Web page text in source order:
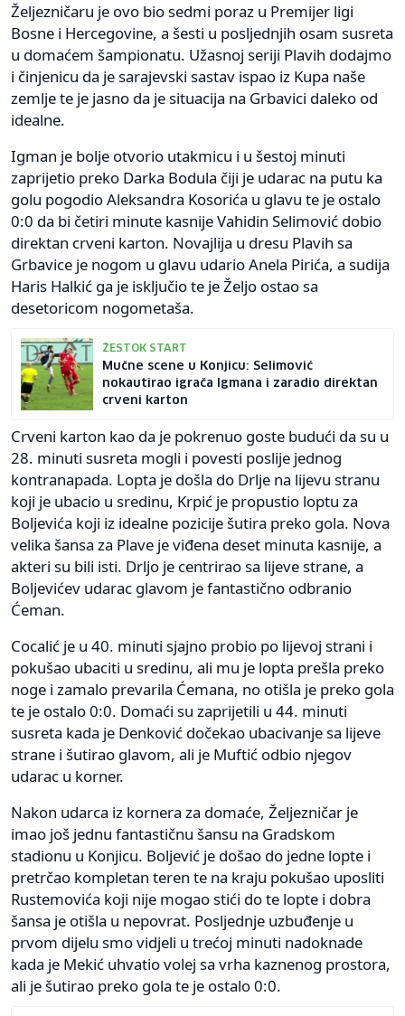
Željezničaru je ovo bio sedmi poraz u Premijer ligi
Bosne i Hercegovine, a šesti u posljednjih osam susreta
u domaćem šampionatu. Užasnoj seriji Plavih dodajmo
i činjenicu da je sarajevski sastav ispao iz Kupa naše
zemlje te je jasno da je situacija na Grbavici daleko od
idealne.
Igman je bolje otvorio utakmicu i u šestoj minuti
zaprijetio preko Darka Bodula čiji je udarac na putu ka
golu pogodio Aleksandra Kosorića u glavu te je ostalo
0:0 da bi četiri minute kasnije Vahidin Selimović dobio
direktan crveni karton. Novajlija u dresu Plavih sa
Grbavice je nogom u glavu udario Anela Pirića, a sudija
Haris Halkić ga je isključio te je Željo ostao sa
desetoricom nogometaša.
ŽESTOK START
Mučne scene u Konjicu: Selimović
nokautirao igrača Igmana i zaradio direktan
crveni karton
Crveni karton kao da je pokrenuo goste budući da su u
28. minuti susreta mogli i povesti poslije jednog
kontranapada. Lopta je došla do Drlje na lijevu stranu
koji je ubacio u sredinu, Krpić je propustio loptu za
Boljevića koji iz idealne pozicije šutira preko gola. Nova
velika šansa za Plave je viđena deset minuta kasnije, a
akteri su bili isti. Drljo je centrirao sa lijeve strane, a
Boljevićev udarac glavom je fantastično odbranio
Ćeman.
Cocalić je u 40. minuti sjajno probio po lijevoj strani i
pokušao ubaciti u sredinu, ali mu je lopta prešla preko
noge i zamalo prevarila Ćemana, no otišla je preko gola
te je ostalo 0:0. Domaći su zaprijetili u 44. minuti
susreta kada je Denković dočekao ubacivanje sa lijeve
strane i šutirao glavom, ali je Muftić odbio njegov
udarac u korner.
Nakon udarca iz kornera za domaće, Željezničar je
imao još jednu fantastičnu šansu na Gradskom
stadionu u Konjicu. Boljević je došao do jedne lopte i
pretrčao kompletan teren te na kraju pokušao uposliti
Rustemovića koji nije mogao stići do te lopte i dobra
šansa je otišla u nepovrat. Posljednje uzbuđenje u
prvom dijelu smo vidjeli u trećoj minuti nadoknade
kada je Mekić uhvatio volej sa vrha kaznenog prostora,
ali je šutirao preko gola te je ostalo 0:0.